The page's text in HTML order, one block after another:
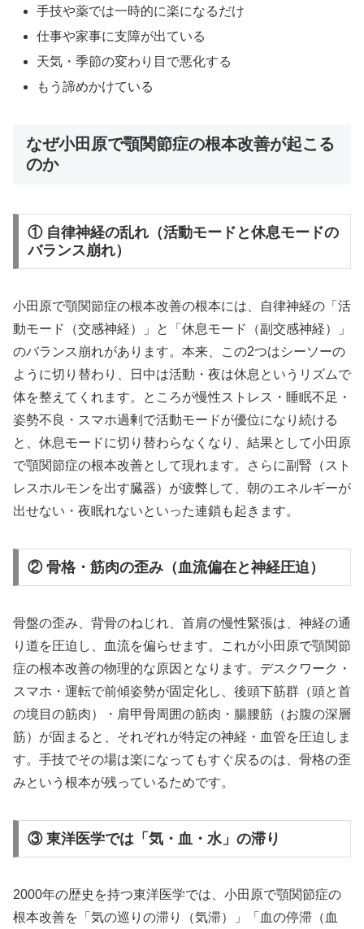
手技や薬では一時的に楽になるだけ
仕事や家事に支障が出ている
天気・季節の変わり目で悪化する
もう諦めかけている
なぜ小田原で顎関節症の根本改善が起こる
のか
① 自律神経の乱れ（活動モードと休息モードの
バランス崩れ）
小田原で顎関節症の根本改善の根本には、自律神経の「活
動モード（交感神経）」と「休息モード（副交感神経）」
のバランス崩れがあります。本来、この2つはシーソーの
ように切り替わり、日中は活動・夜は休息というリズムで
体を整えてくれます。ところが慢性ストレス・睡眠不足・
姿勢不良・スマホ過剰で活動モードが優位になり続ける
と、休息モードに切り替わらなくなり、結果として小田原
で顎関節症の根本改善として現れます。さらに副腎（スト
レスホルモンを出す臓器）が疲弊して、朝のエネルギーが
出せない・夜眠れないといった連鎖も起きます。
② 骨格・筋肉の歪み（血流偏在と神経圧迫）
骨盤の歪み、背骨のねじれ、首肩の慢性緊張は、神経の通
り道を圧迫し、血流を偏らせます。これが小田原で顎関節
症の根本改善の物理的な原因となります。デスクワーク・
スマホ・運転で前傾姿勢が固定化し、後頭下筋群（頭と首
の境目の筋肉）・肩甲骨周囲の筋肉・腸腰筋（お腹の深層
筋）が固まると、それぞれが特定の神経・血管を圧迫しま
す。手技でその場は楽になってもすぐ戻るのは、骨格の歪
みという根本が残っているためです。
③ 東洋医学では「気・血・水」の滞り
2000年の歴史を持つ東洋医学では、小田原で顎関節症の
根本改善を「気の巡りの滞り（気滞）」「血の停滞（血